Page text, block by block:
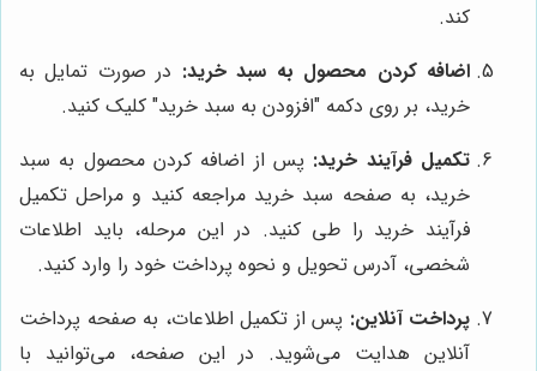
کند.
اضافه کردن محصول به سبد خرید: در صورت تمایل به
خرید، بر روی دکمه "افزودن به سبد خرید" کلیک کنید.
تکمیل فرآیند خرید: پس از اضافه کردن محصول به سبد
خرید، به صفحه سبد خرید مراجعه کنید و مراحل تکمیل
فرآیند خرید را طی کنید. در این مرحله، باید اطلاعات
شخصی، آدرس تحویل و نحوه پرداخت خود را وارد کنید.
پرداخت آنلاین: پس از تکمیل اطلاعات، به صفحه پرداخت
آنلاین هدایت می‌شوید. در این صفحه، می‌توانید با